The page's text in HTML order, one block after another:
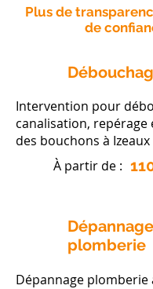
​Plus de
de
Intervention pour
canalisation,
des bouchons à Izeaux
À partir de :
Dépannage
plomberie
Dépannage plomberie